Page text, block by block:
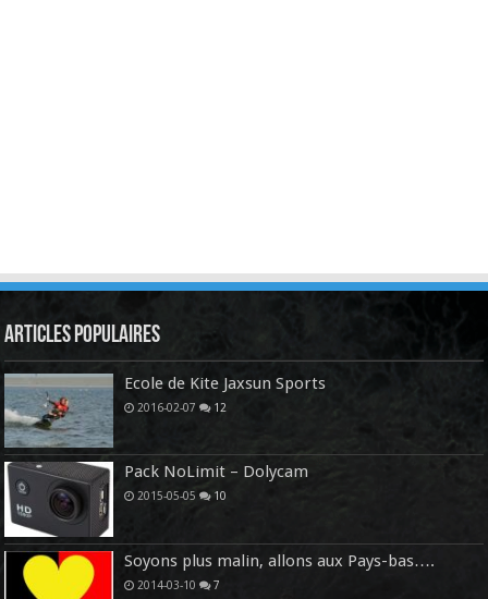
Articles Populaires
Ecole de Kite Jaxsun Sports
2016-02-07 12
Pack NoLimit – Dolycam
2015-05-05 10
Soyons plus malin, allons aux Pays-bas….
2014-03-10 7